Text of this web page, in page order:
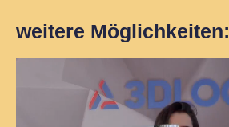
weitere Möglichkeiten: